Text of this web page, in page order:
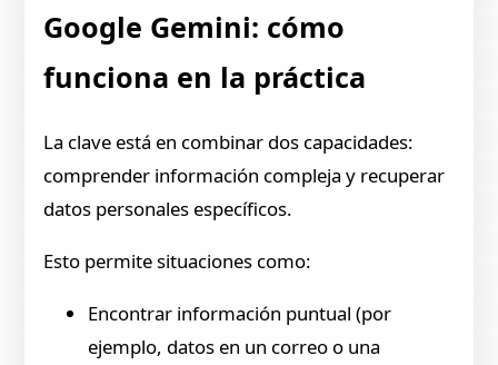
Google Gemini: cómo
funciona en la práctica
La clave está en combinar dos capacidades:
comprender información compleja y recuperar
datos personales específicos.
Esto permite situaciones como:
Encontrar información puntual (por
ejemplo, datos en un correo o una